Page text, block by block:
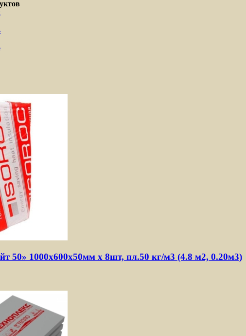
50» 1000х600х50мм х 8шт, пл.50 кг/м3 (4.8 м2, 0.20м3)